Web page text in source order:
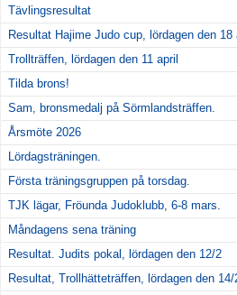
Tävlingsresultat
Resultat Hajime Judo cup, lördagen den 18
Trollträffen, lördagen den 11 april
Tilda brons!
Sam, bronsmedalj på Sörmlandsträffen.
Årsmöte 2026
Lördagsträningen.
Första träningsgruppen på torsdag.
TJK lägar, Fröunda Judoklubb, 6-8 mars.
Måndagens sena träning
Resultat. Judits pokal, lördagen den 12/2
Resultat, Trollhätteträffen, lördagen den 14/